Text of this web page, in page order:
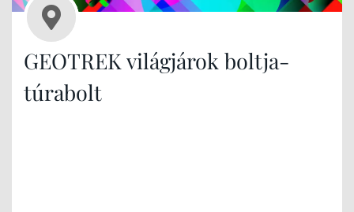
GEOTREK világjárok boltja-
túrabolt